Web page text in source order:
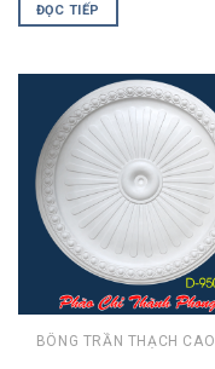
ĐỌC TIẾP
BÔNG TRẦN THẠCH CAO